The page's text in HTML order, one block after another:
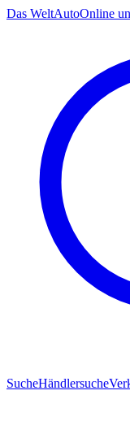
Das WeltAutoOnline
SucheHändlersuche